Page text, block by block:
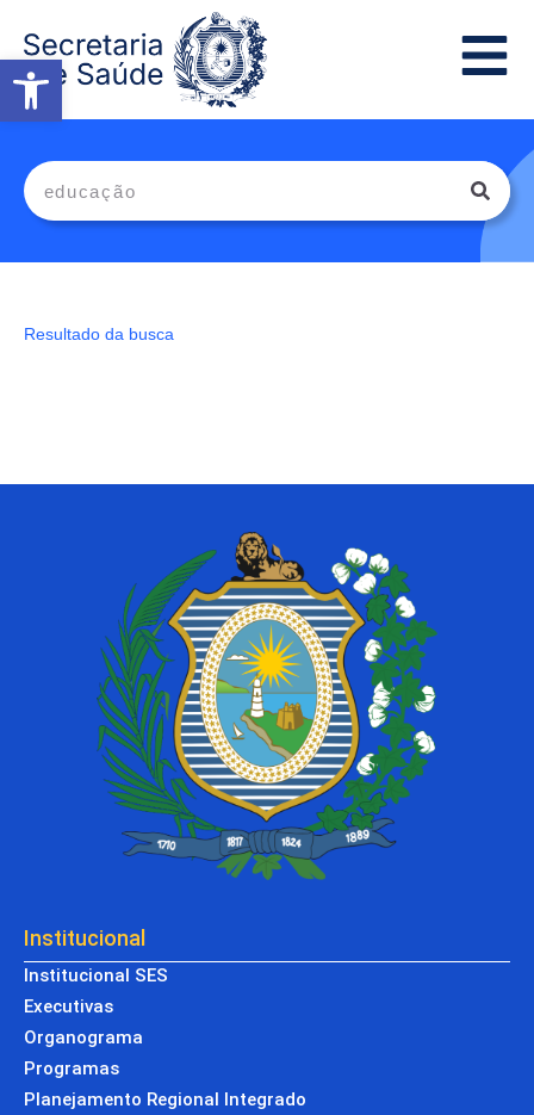
Abrir a barra de ferramentas
Resultado da busca
Institucional
Institucional SES
Executivas
Organograma
Programas
Planejamento Regional Integrado